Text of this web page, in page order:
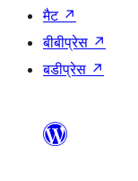
मैट ↗
बीबीप्रेस ↗
बडीप्रेस ↗